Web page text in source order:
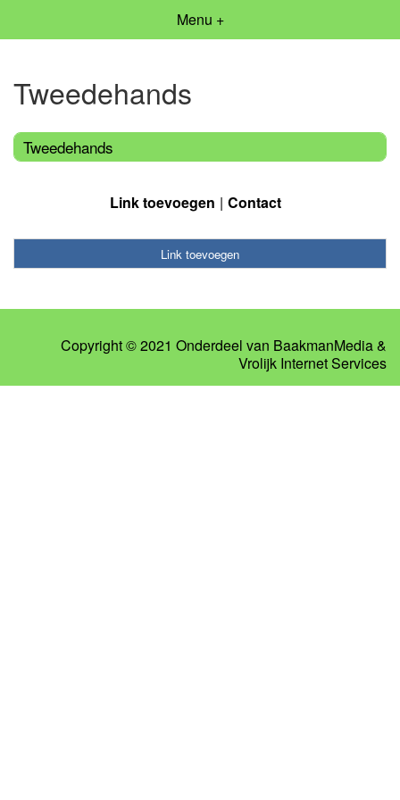
Menu +
Tweedehands
Tweedehands
Link toevoegen Contact
Link toevoegen
Copyright © 2021 Onderdeel van BaakmanMedia&
Vrolijk Internet Services